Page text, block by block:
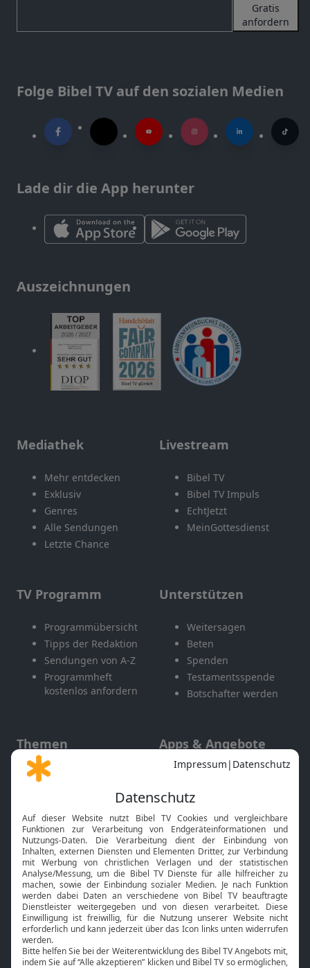
Gratis
anfordern
Folge Bibel TV auf den sozialen Medien
Lade dir die App herunter
Auszeichnungen
Mediathek
Mehr entdecken
Exklusiv
Genres
Alle Sendungen
Letzte Chance
Livestream
Bibel TV
Bibel TV Impuls
EchtJetzt
MeinGottesdienst
TV Programm
Programmübersicht
Tipps der Redaktion
Sendungen von A-Z
Programmheft
kostenlos anfordern
Unterstützen
Weitersagen
Beten
Spenden
Testamentsspende
Botschafter werden
Themen
Gott und Bibel erklärt
Neuigkeiten
Apps & Angebote
Mobile App
Smart TV
HbbTV
Bibelthek Online-Bibel
Nächster Gottesdienst
Bibel TV
Über uns
Service
Kontakt